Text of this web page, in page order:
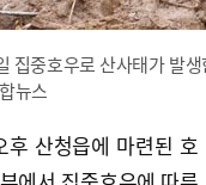
집중호우로 산사태가 발
뉴스
산청읍에 마련된 호